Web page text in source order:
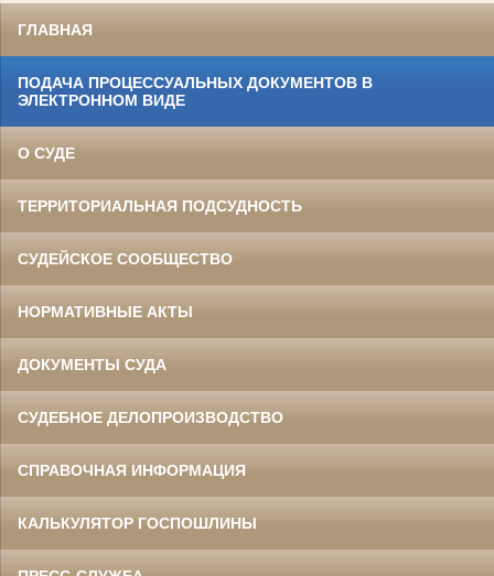
ГЛАВНАЯ
ПОДАЧА ПРОЦЕССУАЛЬНЫХ ДОКУМЕНТОВ В
ЭЛЕКТРОННОМ ВИДЕ
О СУДЕ
ТЕРРИТОРИАЛЬНАЯ ПОДСУДНОСТЬ
СУДЕЙСКОЕ СООБЩЕСТВО
НОРМАТИВНЫЕ АКТЫ
ДОКУМЕНТЫ СУДА
СУДЕБНОЕ ДЕЛОПРОИЗВОДСТВО
СПРАВОЧНАЯ ИНФОРМАЦИЯ
КАЛЬКУЛЯТОР ГОСПОШЛИНЫ